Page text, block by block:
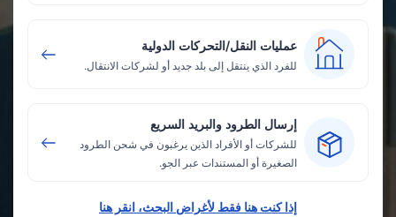
عمليات النقل/التحركات الدولية
للفرد الذي ينتقل إلى بلد جديد أو لشركات الانتقال.
إرسال الطرود والبريد السريع
للشركات أو الأفراد الذين يرغبون في شحن الطرود
الصغيرة أو المستندات عبر الجو.
إذا كنت هنا فقط لأغراض البحث، انقر هنا